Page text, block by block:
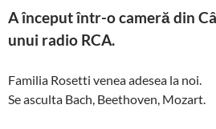
A început într-o cameră din
unui radio RCA.
Familia Rosetti venea adesea la noi.
Se asculta Bach, Beethoven, Mozart.